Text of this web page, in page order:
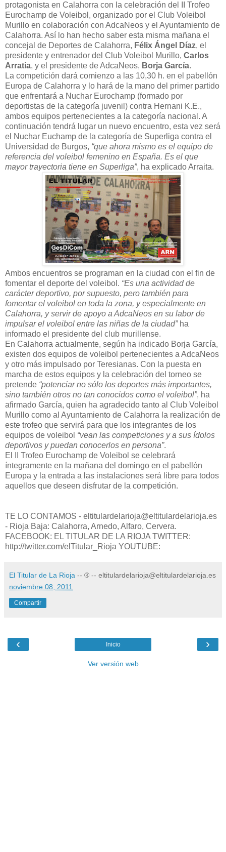
protagonista en Calahorra con la celebración del II Trofeo
Eurochamp de Voleibol, organizado por el Club Voleibol
Murillo en colaboración con AdcaNeos y el Ayuntamiento de
Calahorra. Así lo han hecho saber esta misma mañana el
concejal de Deportes de Calahorra, Félix Ángel Díaz, el
presidente y entrenador del Club Voleibol Murillo, Carlos
Arratia, y el presidente de AdcaNeos, Borja García.
La competición dará comienzo a las 10,30 h. en el pabellón
Europa de Calahorra y lo hará de la mano del primer partido
que enfrentará a Nuchar Eurochamp (formado por
deportistas de la categoría juvenil) contra Hernani K.E.,
ambos equipos pertenecientes a la categoría nacional. A
continuación tendrá lugar un nuevo encuentro, esta vez será
el Nuchar Euchamp de la categoría de Superliga contra el
Universidad de Burgos, “que ahora mismo es el equipo de
referencia del voleibol femenino en España. Es el que
mayor trayectoria tiene en Superliga”, ha explicado Arraita.
Ambos encuentros se programan en la ciudad con el fin de
fomentar el deporte del voleibol. “Es una actividad de
carácter deportivo, por supuesto, pero también para
fomentar el voleibol en toda la zona, y especialmente en
Calahorra, y servir de apoyo a AdcaNeos en su labor de
impulsar el voleibol entre las niñas de la ciudad”ha
informado el presidente del club murillense.
En Calahorra actualmente, según ha indicado Borja García,
existen dos equipos de voleibol pertenecientes a AdcaNeos
y otro más impulsado por Teresianas. Con la puesta en
marcha de estos equipos y la celebración del torneo se
pretende “potenciar no sólo los deportes más importantes,
sino también otros no tan conocidos como el voleibol”, ha
afirmado García, quien ha agradecido tanto al Club Voleibol
Murillo como al Ayuntamiento de Calahorra la realización de
este trofeo que servirá para que los integrantes de los
equipos de voleibol “vean las competiciones y a sus ídolos
deportivos y puedan conocerlos en persona”.
El II Trofeo Eurochamp de Voleibol se celebrará
íntegramente en la mañana del domingo en el pabellón
Europa y la entrada a las instalaciones será libre para todos
aquellos que deseen disfrutar de la competición.
TE LO CONTAMOS - eltitulardelarioja@eltitulardelarioja.es
- Rioja Baja: Calahorra, Arnedo, Alfaro, Cervera.
FACEBOOK: EL TITULAR DE LA RIOJA TWITTER:
http://twitter.com/elTitular_Rioja YOUTUBE:
El Titular de La Rioja -- ® -- eltitulardelarioja@eltitulardelarioja.es
noviembre 08, 2011
Compartir
‹ ›
Inicio
Ver versión web